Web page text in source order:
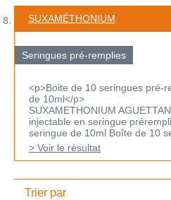
SUXAMÉTHONIUM
Seringues pré-remplies
<p>Boite de 10 seringues pré-
de 10ml</p>
SUXAMETHONIUM
injectable en seringue
seringue de 10ml Boîte de 10
> Voir le résultat
Trier par